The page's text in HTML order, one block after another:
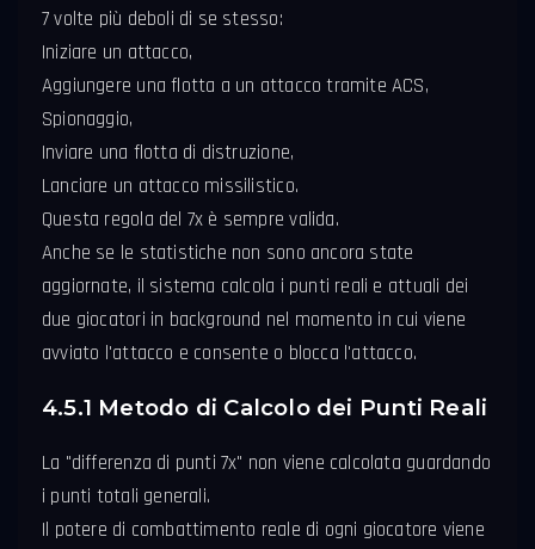
7 volte più deboli di se stesso:
Iniziare un attacco,
Aggiungere una flotta a un attacco tramite ACS,
Spionaggio,
Inviare una flotta di distruzione,
Lanciare un attacco missilistico.
Questa regola del 7x è sempre valida.
Anche se le statistiche non sono ancora state
aggiornate, il sistema calcola i punti reali e attuali dei
due giocatori in background nel momento in cui viene
avviato l'attacco e consente o blocca l'attacco.
4.5.1 Metodo di Calcolo dei Punti Reali
La "differenza di punti 7x" non viene calcolata guardando
i punti totali generali.
Il potere di combattimento reale di ogni giocatore viene